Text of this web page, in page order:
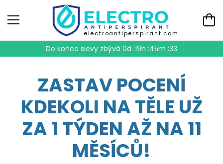
electroantiperspirant.com
Do konce slevy zbývá 0d :19h :45m :33
ZASTAV POCENÍ
KDEKOLI NA TĚLE UŽ
ZA 1 TÝDEN AŽ NA 11
MĚSÍCŮ!